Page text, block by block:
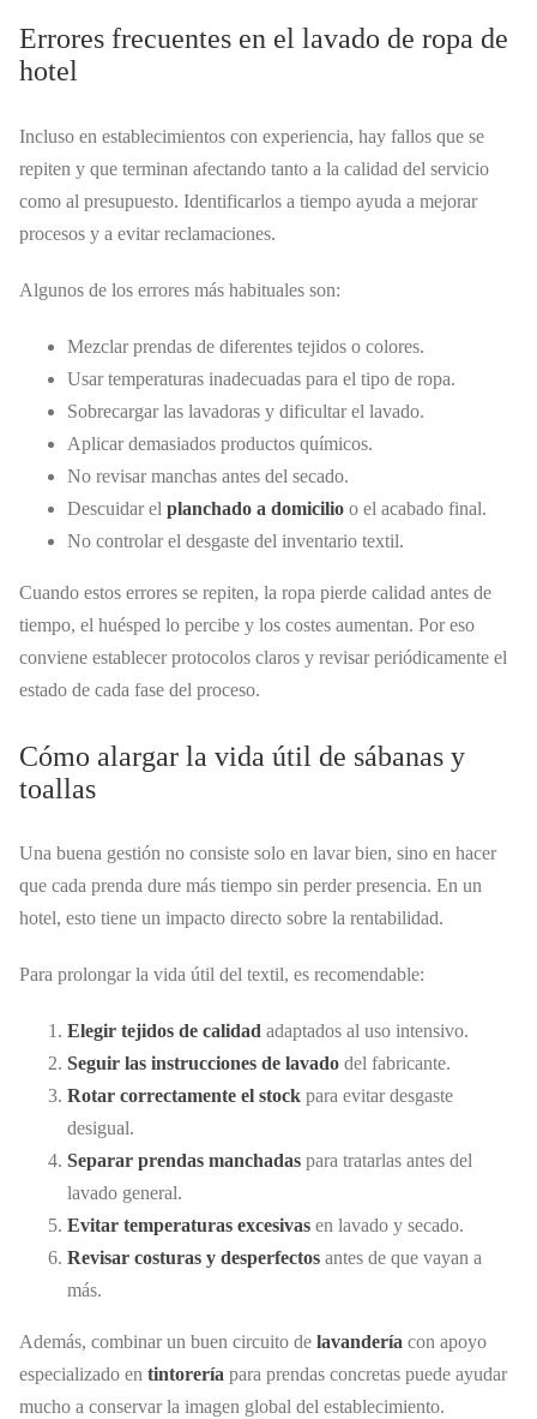
Errores frecuentes en el lavado de ropa de
hotel
Incluso en establecimientos con experiencia, hay fallos que se
repiten y que terminan afectando tanto a la calidad del servicio
como al presupuesto. Identificarlos a tiempo ayuda a mejorar
procesos y a evitar reclamaciones.
Algunos de los errores más habituales son:
Mezclar prendas de diferentes tejidos o colores.
Usar temperaturas inadecuadas para el tipo de ropa.
Sobrecargar las lavadoras y dificultar el lavado.
Aplicar demasiados productos químicos.
No revisar manchas antes del secado.
Descuidar el planchado a domicilio o el acabado final.
No controlar el desgaste del inventario textil.
Cuando estos errores se repiten, la ropa pierde calidad antes de
tiempo, el huésped lo percibe y los costes aumentan. Por eso
conviene establecer protocolos claros y revisar periódicamente el
estado de cada fase del proceso.
Cómo alargar la vida útil de sábanas y
toallas
Una buena gestión no consiste solo en lavar bien, sino en hacer
que cada prenda dure más tiempo sin perder presencia. En un
hotel, esto tiene un impacto directo sobre la rentabilidad.
Para prolongar la vida útil del textil, es recomendable:
Elegir tejidos de calidad adaptados al uso intensivo.
Seguir las instrucciones de lavado del fabricante.
Rotar correctamente el stock para evitar desgaste
desigual.
Separar prendas manchadas para tratarlas antes del
lavado general.
Evitar temperaturas excesivas en lavado y secado.
Revisar costuras y desperfectos antes de que vayan a
más.
Además, combinar un buen circuito de lavandería con apoyo
especializado en tintorería para prendas concretas puede ayudar
mucho a conservar la imagen global del establecimiento.